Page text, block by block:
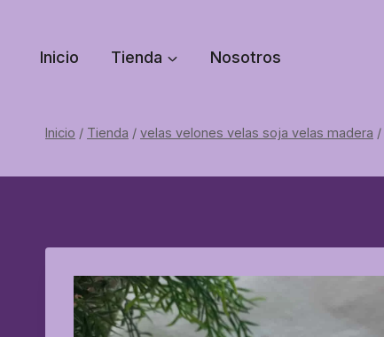
contenido
Inicio Tienda Nosotros
Inicio / Tienda / velas velones velas soja velas madera /